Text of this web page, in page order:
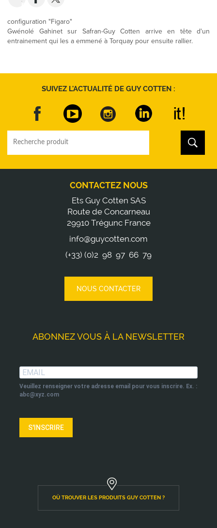
EMAIL
configuration "Figaro"
Gwénolé Gahinet sur Safran-Guy Cotten arrive en tête d'un
entrainement qui les a emmené à Torquay pour ensuite rallier.
SUIVEZ L'ACTUALITÉ DE GUY COTTEN :
CONTACTEZ NOUS
Ets Guy Cotten SAS
Route de Concarneau
29910 Trégunc France
info@guycotten.com
(+33) (0)2 98 97 66 79
NOUS CONTACTER
ABONNEZ VOUS À LA NEWSLETTER
Veuillez renseigner votre adresse email pour vous inscrire. Ex. :
abc@xyz.com
S'INSCRIRE
OÙ TROUVER LES PRODUITS GUY COTTEN ?